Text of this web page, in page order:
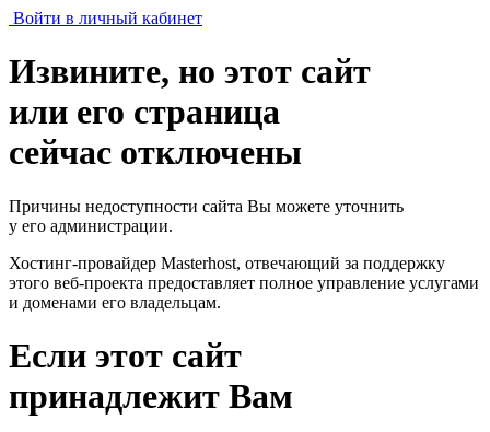
Войти в личный кабинет
Извините, но этот сайт
или его страница
сейчас отключены
Причины недоступности сайта Вы можете уточнить
у его администрации.
Хостинг-провайдер Masterhost, отвечающий за поддержку
этого веб-проекта предоставляет полное управление услугами
и доменами его владельцам.
Если этот сайт
принадлежит Вам